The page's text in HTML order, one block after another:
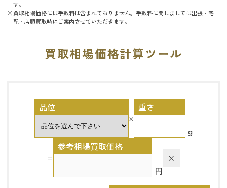
す。
買取相場価格には手数料は含まれておりません。手数料に関しましては出張・宅
配・店頭買取時にご案内させていただきます。
買取相場価格計算ツール
品位
×
重さ
g
＝
参考相場買取価格
円
×